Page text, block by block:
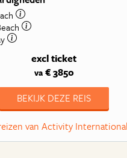
excl ticket
va€ 3850
BEKIJK DEZE REIS
van Activity International